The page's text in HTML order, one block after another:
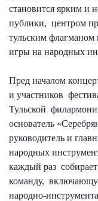
становится ярким и
публики, центром
тульским флагманом
игры на народных
Пред началом
и участников
Тульской
основатель
руководитель и
народных
каждый раз
команду,
народно-